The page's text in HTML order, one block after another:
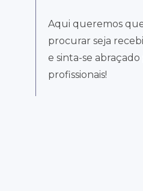
Aqui queremos
procurar seja
e sinta-se
profissionais!